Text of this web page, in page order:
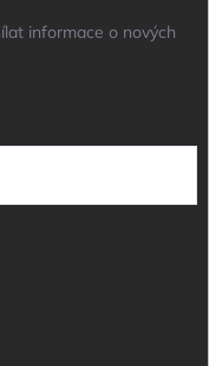
informace o nových